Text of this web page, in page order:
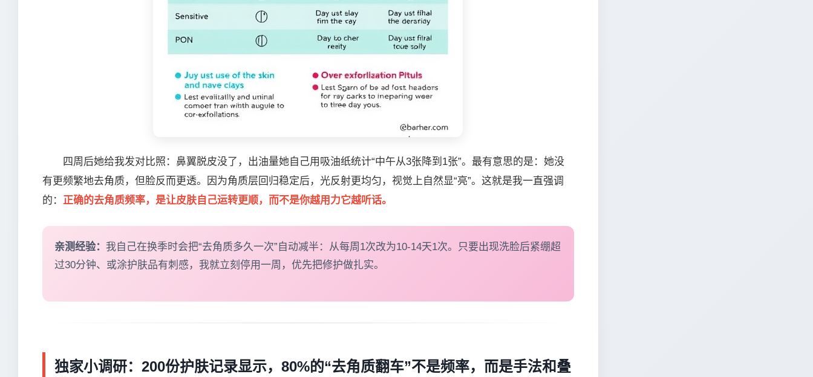
四周后她给我发对比照：鼻翼脱皮没了，出油量她自己用吸油纸统计“中午从3张降到1张”。最有意思的是：她没
有更频繁地去角质，但脸反而更透。因为角质层回归稳定后，光反射更均匀，视觉上自然显“亮”。这就是我一直强调
的： 正确的去角质频率，是让皮肤自己运转更顺，而不是你越用力它越听话。
亲测经验： 我自己在换季时会把“去角质多久一次”自动减半：从每周1次改为10-14天1次。只要出现洗脸后紧绷超
过30分钟、或涂护肤品有刺感，我就立刻停用一周，优先把修护做扎实。
独家小调研：200份护肤记录显示，80%的“去角质翻车”不是频率，而是手法和叠